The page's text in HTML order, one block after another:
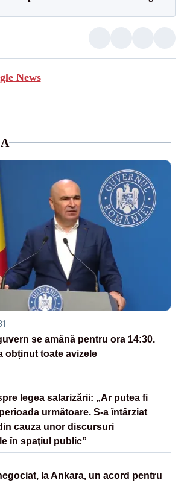
News
se amână pentru ora 14:30.
obținut toate avizele
legea salarizării: „Ar putea fi
următoare. S-a întârziat
cauza unor discursuri
în spaţiul public”
la Ankara, un acord pentru